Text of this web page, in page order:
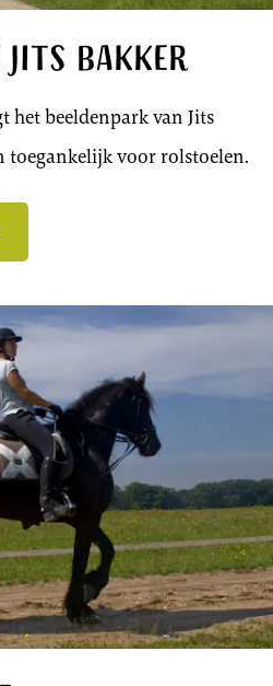
Jits Bakker
het beeldenpark van Jits
toegankelijk voor rolstoelen.